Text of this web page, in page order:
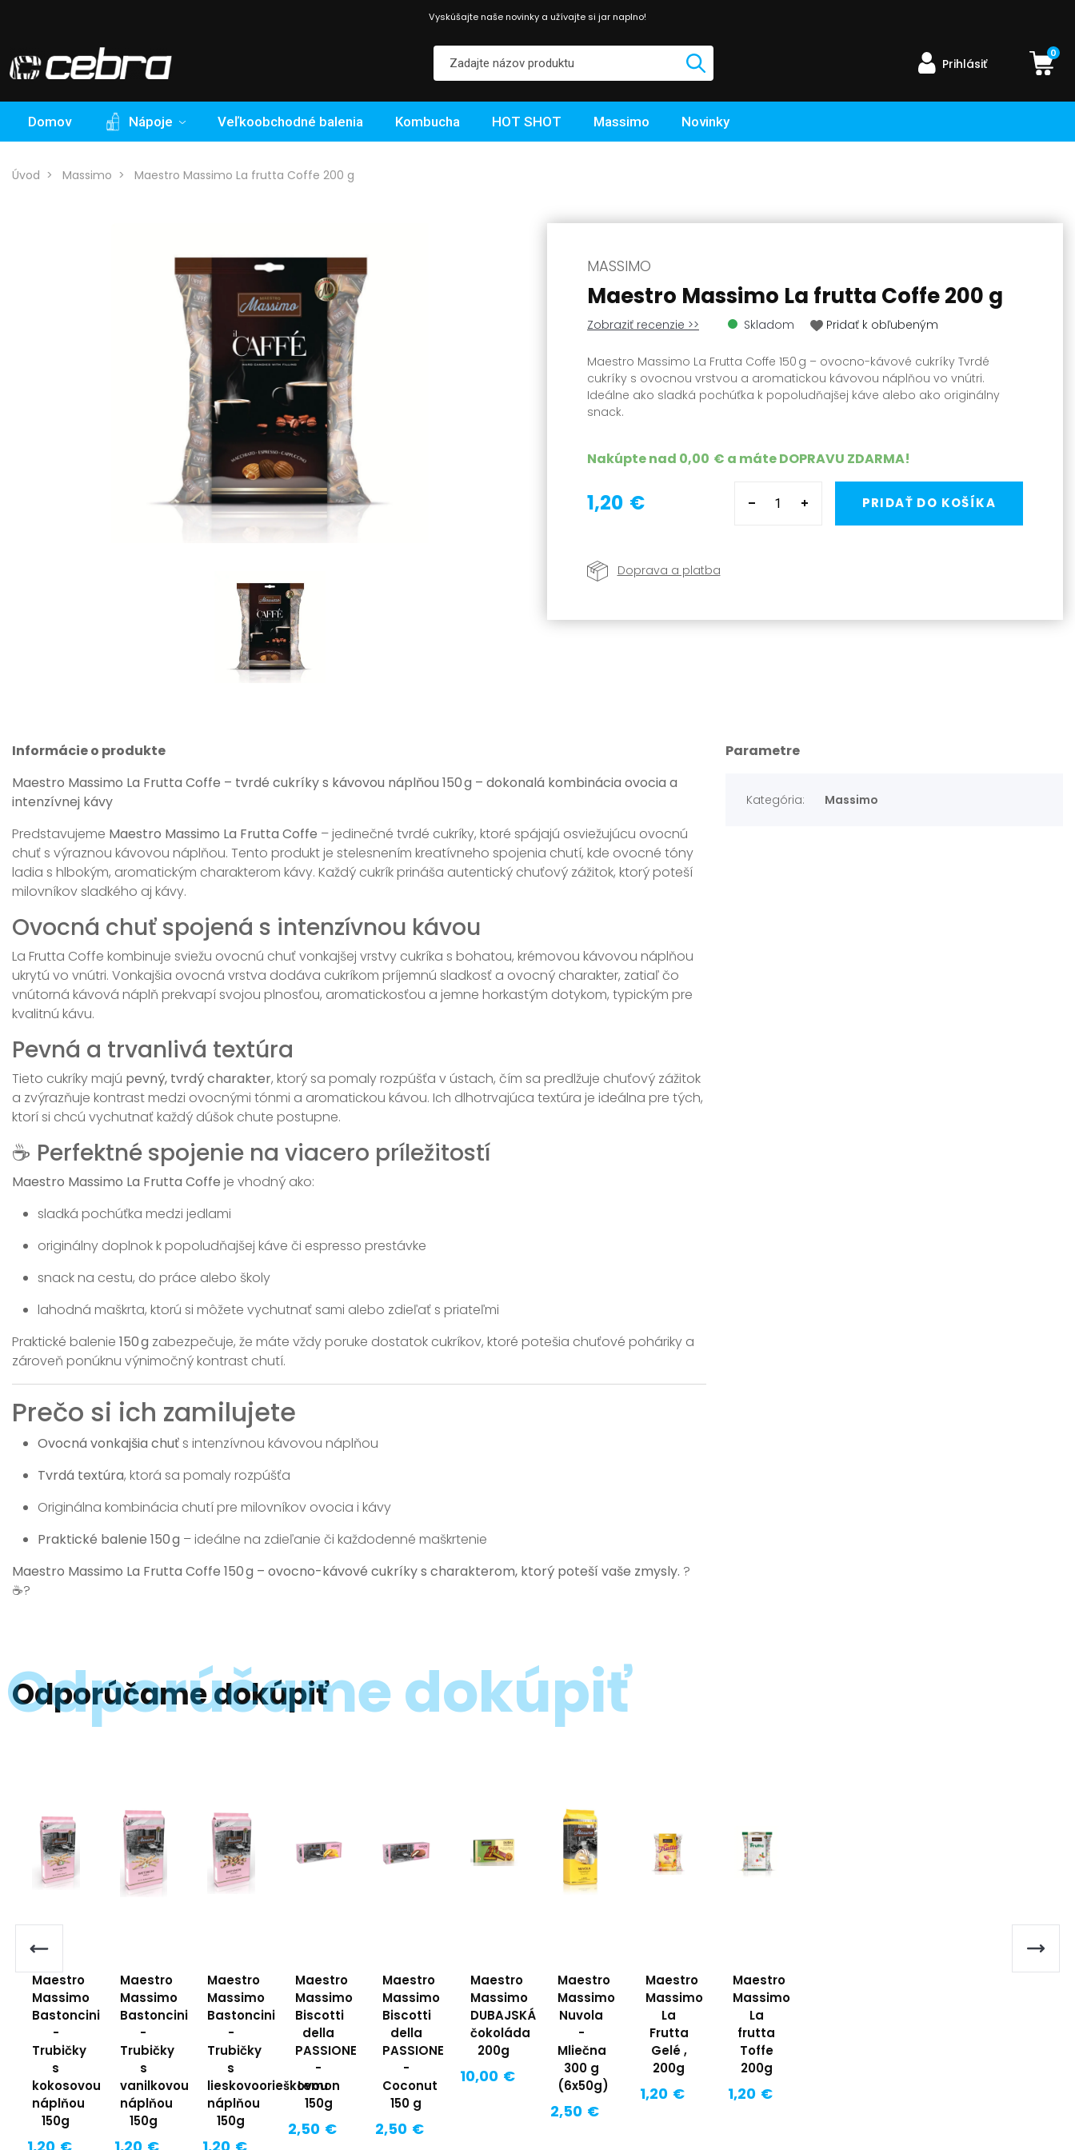
Vyskúšajte naše novinky a užívajte si jar naplno!
Prihlásiť
0
Domov Nápoje Veľkoobchodné balenia Kombucha HOT SHOT Massimo Novinky
Úvod Massimo Maestro Massimo La frutta Coffe 200 g
MASSIMO
Maestro Massimo La frutta Coffe 200 g
Zobraziť recenzie >> Skladom Pridať k obľubeným
Maestro Massimo La Frutta Coffe 150 g – ovocno-kávové cukríky Tvrdé
cukríky s ovocnou vrstvou a aromatickou kávovou náplňou vo vnútri.
Ideálne ako sladká pochúťka k popoludňajšej káve alebo ako originálny
snack.
Nakúpte nad 0,00 € a máteDOPRAVU ZDARMA!
1,20 € PRIDAŤ DO KOŠÍKA
Doprava a platba
Informácie o produkte
Maestro Massimo La Frutta Coffe – tvrdé cukríky s kávovou náplňou 150 g – dokonalá kombinácia ovocia a
intenzívnej kávy
Predstavujeme Maestro Massimo La Frutta Coffe – jedinečné tvrdé cukríky, ktoré spájajú osviežujúcu ovocnú
chuť s výraznou kávovou náplňou. Tento produkt je stelesnením kreatívneho spojenia chutí, kde ovocné tóny
ladia s hlbokým, aromatickým charakterom kávy. Každý cukrík prináša autentický chuťový zážitok, ktorý poteší
milovníkov sladkého aj kávy.
Ovocná chuť spojená s intenzívnou kávou
La Frutta Coffe kombinuje sviežu ovocnú chuť vonkajšej vrstvy cukríka s bohatou, krémovou kávovou náplňou
ukrytú vo vnútri. Vonkajšia ovocná vrstva dodáva cukríkom príjemnú sladkosť a ovocný charakter, zatiaľ čo
vnútorná kávová náplň prekvapí svojou plnosťou, aromatickosťou a jemne horkastým dotykom, typickým pre
kvalitnú kávu.
Pevná a trvanlivá textúra
Tieto cukríky majú pevný, tvrdý charakter, ktorý sa pomaly rozpúšťa v ústach, čím sa predlžuje chuťový zážitok
a zvýrazňuje kontrast medzi ovocnými tónmi a aromatickou kávou. Ich dlhotrvajúca textúra je ideálna pre tých,
ktorí si chcú vychutnať každý dúšok chute postupne.
☕ Perfektné spojenie na viacero príležitostí
Maestro Massimo La Frutta Coffe je vhodný ako:
sladká pochúťka medzi jedlami
originálny doplnok k popoludňajšej káve či espresso prestávke
snack na cestu, do práce alebo školy
lahodná maškrta, ktorú si môžete vychutnať sami alebo zdieľať s priateľmi
Praktické balenie 150 g zabezpečuje, že máte vždy poruke dostatok cukríkov, ktoré potešia chuťové poháriky a
zároveň ponúknu výnimočný kontrast chutí.
Prečo si ich zamilujete
Ovocná vonkajšia chuťs intenzívnou kávovou náplňou
Tvrdá textúra, ktorá sa pomaly rozpúšťa
Originálna kombinácia chutí pre milovníkov ovocia i kávy
Praktické balenie 150 g – ideálne na zdieľanie či každodenné maškrtenie
Maestro Massimo La Frutta Coffe 150 g – ovocno-kávové cukríky s charakterom, ktorý poteší vaše zmysly. ?
☕?
Parametre
Kategória: Massimo
Odporúčame dokúpiť
Maestro
Massimo
Bastoncini
-
Trubičky
s
kokosovou
náplňou
150g
Maestro
Massimo
Bastoncini
-
Trubičky
s
vanilkovou
náplňou
150g
Maestro
Massimo
Bastoncini
-
Trubičky
s
lieskovoorieškovou
náplňou
150g
Maestro
Massimo
Biscotti
della
PASSIONE
-
Lemon
150g
2,50 €
Maestro
Massimo
Biscotti
della
PASSIONE
-
Coconut
150 g
2,50 €
Maestro
Massimo
DUBAJSKÁ
čokoláda
200g
10,00 €
Maestro
Massimo
Nuvola
-
Mliečna
300 g
(6x50g)
2,50 €
Maestro
Massimo
La
Frutta
Gelé ,
200g
1,20 €
Maestro
Massimo
La
frutta
Toffe
200g
1,20 €